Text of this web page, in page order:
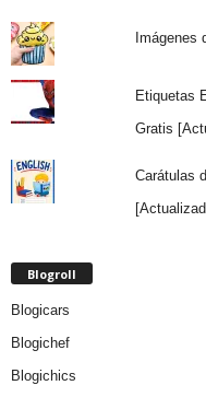
Imágenes
Etiquetas
Gratis
Carátulas
Blogroll
Blogicars
Blogichef
Blogichics